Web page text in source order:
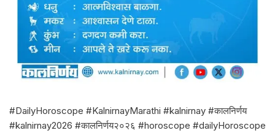
#DailyHoroscope #KalnirnayMarathi #kalnirnay #कालनिर्णय
#kalnirnay2026 #कालनिर्णय२०२६ #horoscope #dailyHoroscope